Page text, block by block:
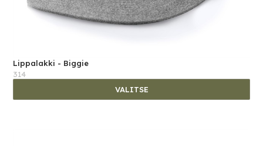
Lippalakki - Biggie
314
VALITSE